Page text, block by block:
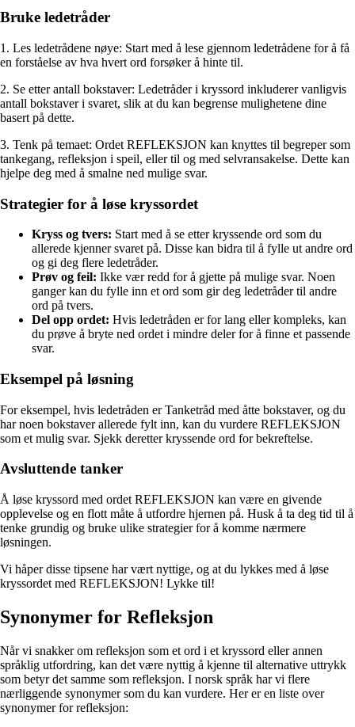
Bruke ledetråder
1. Les ledetrådene nøye: Start med å lese gjennom ledetrådene for å få
en forståelse av hva hvert ord forsøker å hinte til.
2. Se etter antall bokstaver: Ledetråder i kryssord inkluderer vanligvis
antall bokstaver i svaret, slik at du kan begrense mulighetene dine
basert på dette.
3. Tenk på temaet: Ordet REFLEKSJON kan knyttes til begreper som
tankegang, refleksjon i speil, eller til og med selvransakelse. Dette kan
hjelpe deg med å smalne ned mulige svar.
Strategier for å løse kryssordet
Kryss og tvers: Start med å se etter kryssende ord som du
allerede kjenner svaret på. Disse kan bidra til å fylle ut andre ord
og gi deg flere ledetråder.
Prøv og feil: Ikke vær redd for å gjette på mulige svar. Noen
ganger kan du fylle inn et ord som gir deg ledetråder til andre
ord på tvers.
Del opp ordet: Hvis ledetråden er for lang eller kompleks, kan
du prøve å bryte ned ordet i mindre deler for å finne et passende
svar.
Eksempel på løsning
For eksempel, hvis ledetråden er Tanketråd med åtte bokstaver, og du
har noen bokstaver allerede fylt inn, kan du vurdere REFLEKSJON
som et mulig svar. Sjekk deretter kryssende ord for bekreftelse.
Avsluttende tanker
Å løse kryssord med ordet REFLEKSJON kan være en givende
opplevelse og en flott måte å utfordre hjernen på. Husk å ta deg tid til å
tenke grundig og bruke ulike strategier for å komme nærmere
løsningen.
Vi håper disse tipsene har vært nyttige, og at du lykkes med å løse
kryssordet med REFLEKSJON! Lykke til!
Synonymer for Refleksjon
Når vi snakker om refleksjon som et ord i et kryssord eller annen
språklig utfordring, kan det være nyttig å kjenne til alternative uttrykk
som betyr det samme som refleksjon. I norsk språk har vi flere
nærliggende synonymer som du kan vurdere. Her er en liste over
synonymer for refleksjon: